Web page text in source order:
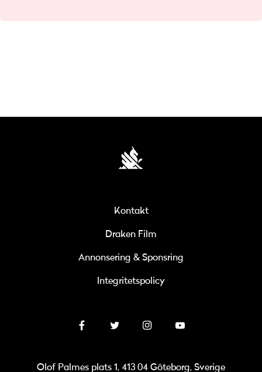
Kontakt
Draken Film
Annonsering & Sponsring
Integritetspolicy
Olof Palmes plats 1, 413 04 Göteborg, Sverige